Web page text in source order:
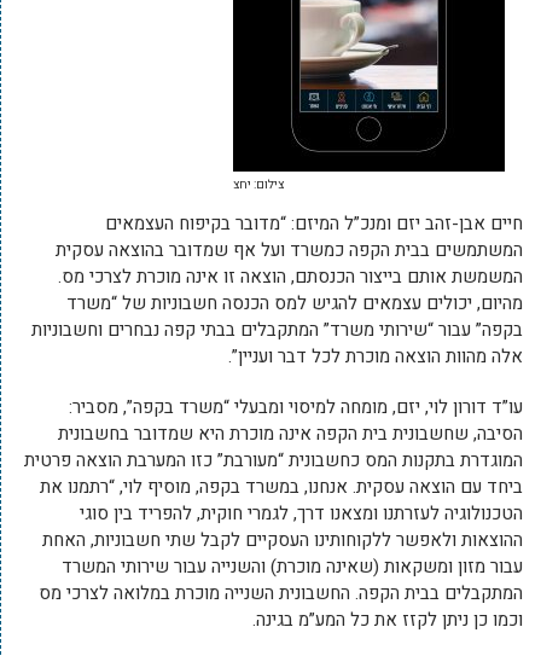
צילום: יחצ
חיים אבן-זהב יזם ומנכ”ל המיזם: “מדובר בקיפוח העצמאים
המשתמשים בבית הקפה כמשרד ועל אף שמדובר בהוצאה עסקית
המשמשת אותם בייצור הכנסתם, הוצאה זו אינה מוכרת לצרכי מס.
מהיום, יכולים עצמאים להגיש למס הכנסה חשבוניות של “משרד
בקפה” עבור “שירותי משרד” המתקבלים בבתי קפה נבחרים וחשבוניות
אלה מהוות הוצאה מוכרת לכל דבר ועניין”.
עו”ד דורון לוי, יזם, מומחה למיסוי ומבעלי “משרד בקפה”, מסביר:
הסיבה, שחשבונית בית הקפה אינה מוכרת היא שמדובר בחשבונית
המוגדרת בתקנות המס כחשבונית “מעורבת” כזו המערבת הוצאה פרטית
ביחד עם הוצאה עסקית. אנחנו, במשרד בקפה, מוסיף לוי, “רתמנו את
הטכנולוגיה לעזרתנו ומצאנו דרך, לגמרי חוקית, להפריד בין סוגי
ההוצאות ולאפשר ללקוחותינו העסקיים לקבל שתי חשבוניות, האחת
עבור מזון ומשקאות (שאינה מוכרת) והשנייה עבור שירותי המשרד
המתקבלים בבית הקפה. החשבונית השנייה מוכרת במלואה לצרכי מס
וכמו כן ניתן לקזז את כל המע”מ בגינה.